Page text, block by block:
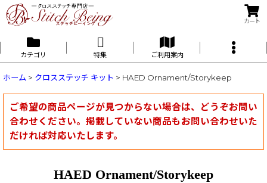
カート
カテゴリ 特集 ご利用案内
ホーム > クロスステッチ キット > HAED Ornament/Storykeep
ご希望の商品ページが見つからない場合は、どうぞお問い
合わせください。掲載していない商品もお問い合わせいた
だければ対応いたします。
HAED Ornament/Storykeep